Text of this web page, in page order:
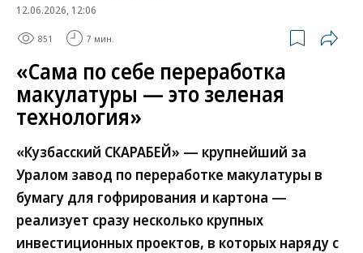
12.06.2026, 12:06
851 7 мин.
«Сама по себе переработка
макулатуры — это зеленая
технология»
«Кузбасский СКАРАБЕЙ» — крупнейший за
Уралом завод по переработке макулатуры в
бумагу для гофрирования и картона —
реализует сразу несколько крупных
инвестиционных проектов, в которых наряду с